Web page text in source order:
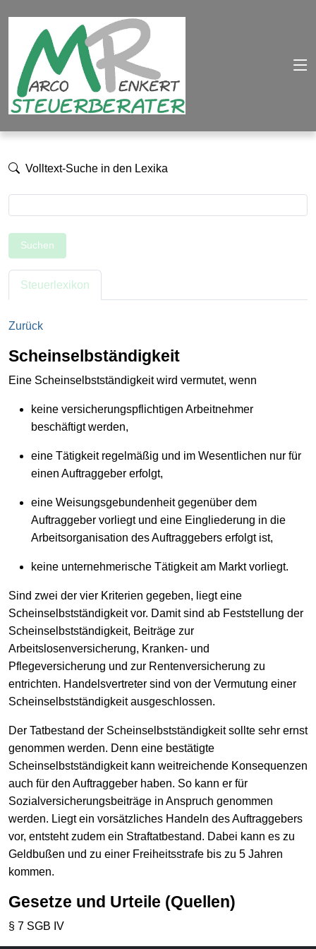
Volltext-Suche in den Lexika
Suchen
Steuerlexikon
Zurück
Scheinselbständigkeit
Eine Scheinselbstständigkeit wird vermutet, wenn
keine versicherungspflichtigen Arbeitnehmer
beschäftigt werden,
eine Tätigkeit regelmäßig und im Wesentlichen nur für
einen Auftraggeber erfolgt,
eine Weisungsgebundenheit gegenüber dem
Auftraggeber vorliegt und eine Eingliederung in die
Arbeitsorganisation des Auftraggebers erfolgt ist,
keine unternehmerische Tätigkeit am Markt vorliegt.
Sind zwei der vier Kriterien gegeben, liegt eine
Scheinselbstständigkeit vor. Damit sind ab Feststellung der
Scheinselbstständigkeit, Beiträge zur
Arbeitslosenversicherung, Kranken- und
Pflegeversicherung und zur Rentenversicherung zu
entrichten. Handelsvertreter sind von der Vermutung einer
Scheinselbstständigkeit ausgeschlossen.
Der Tatbestand der Scheinselbstständigkeit sollte sehr ernst
genommen werden. Denn eine bestätigte
Scheinselbstständigkeit kann weitreichende Konsequenzen
auch für den Auftraggeber haben. So kann er für
Sozialversicherungsbeiträge in Anspruch genommen
werden. Liegt ein vorsätzliches Handeln des Auftraggebers
vor, entsteht zudem ein Straftatbestand. Dabei kann es zu
Geldbußen und zu einer Freiheitsstrafe bis zu 5 Jahren
kommen.
Gesetze und Urteile (Quellen)
§ 7 SGB IV